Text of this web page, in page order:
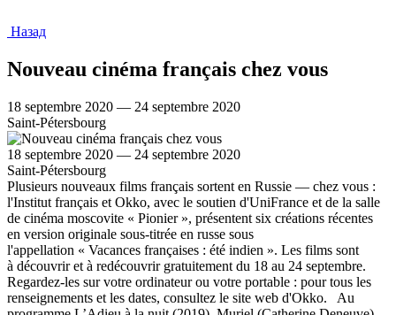
Назад
Nouveau cinéma français chez vous
18 septembre 2020 — 24 septembre 2020
Saint-Pétersbourg
18 septembre 2020 — 24 septembre 2020
Saint-Pétersbourg
Plusieurs nouveaux films français sortent en Russie — chez vous :
l'Institut français et Okko, avec le soutien d'UniFrance et de la salle
de cinéma moscovite « Pionier », présentent six créations récentes
en version originale sous-titrée en russe sous
l'appellation « Vacances françaises : été indien ». Les films sont
à découvrir et à redécouvrir gratuitement du 18 au 24 septembre.
Regardez-les sur votre ordinateur ou votre portable : pour tous les
renseignements et les dates, consultez le site web d'Okko. Au